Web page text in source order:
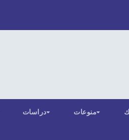
منوعات دراسات